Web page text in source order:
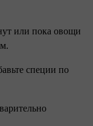
или пока овощи
специи по